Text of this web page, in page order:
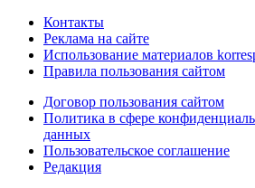
Контакты
Реклама на сайте
Использование материалов
Правила пользования сайтом
Договор пользования сайтом
Политика в сфере
данных
Пользовательское соглашение
Редакция